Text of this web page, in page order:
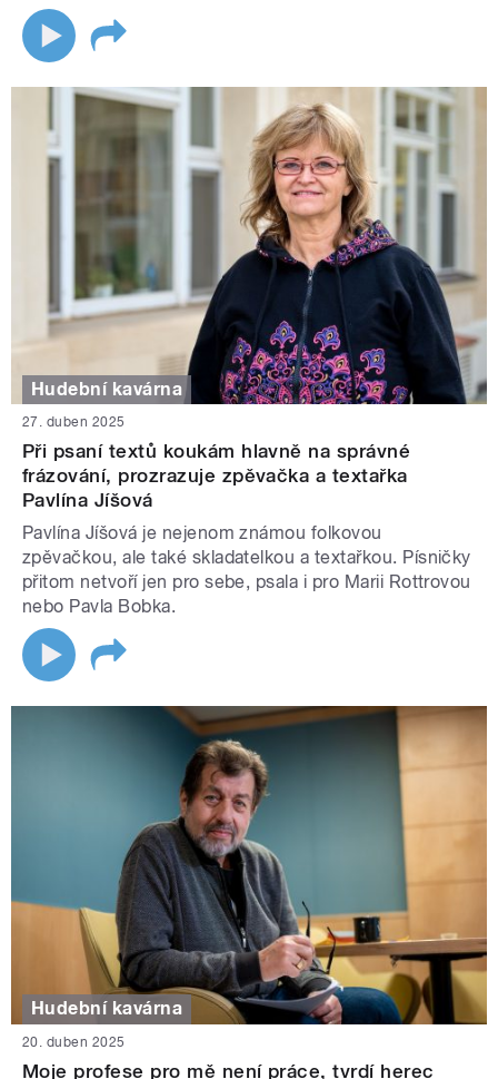
Hudební kavárna
27. duben 2025
Při psaní textů koukám hlavně na správné
frázování, prozrazuje zpěvačka a textařka
Pavlína Jíšová
Pavlína Jíšová je nejenom známou folkovou
zpěvačkou, ale také skladatelkou a textařkou. Písničky
přitom netvoří jen pro sebe, psala i pro Marii Rottrovou
nebo Pavla Bobka.
Hudební kavárna
20. duben 2025
Moje profese pro mě není práce, tvrdí herec